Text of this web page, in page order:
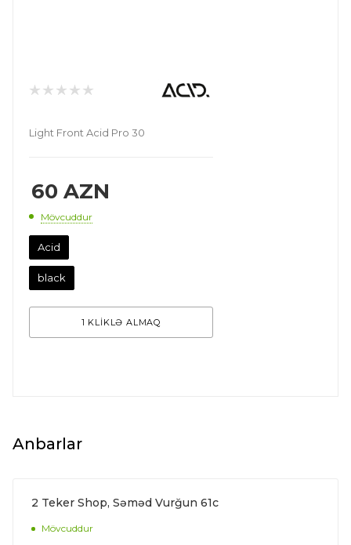
Light Front Acid Pro 30
60 AZN
Mövcuddur
Acid
black
1 KLİKLƏ ALMAQ
Anbarlar
2 Teker Shop, Səməd Vurğun 61c
Mövcuddur